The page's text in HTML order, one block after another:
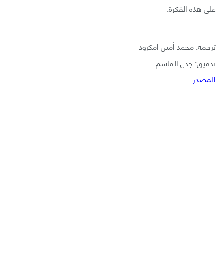
على هذه الفكرة.
ترجمة: محمد أمين امكرود
تدقيق: جدل القاسم
المصدر